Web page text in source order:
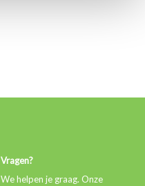
Vragen?
We helpen je graag. Onze